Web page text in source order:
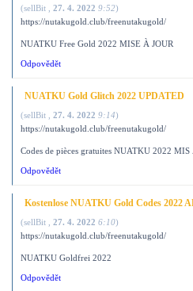
(sellBit 27. 4. 2022 9:52)
https://nutakugold.club/freenutakugold/
NUATKU Free Gold 2022 MISE À JOUR
Odpovědět
NUATKU Gold Glitch 2022 UPDATED
(sellBit 27. 4. 2022 9:14)
https://nutakugold.club/freenutakugold/
Codes de pièces gratuites NUATKU 2022 MIS
Odpovědět
Kostenlose NUATKU Gold Codes 2022
(sellBit 27. 4. 2022 6:10)
https://nutakugold.club/freenutakugold/
NUATKU Goldfrei 2022
Odpovědět